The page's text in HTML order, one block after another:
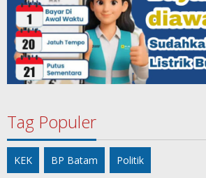
Tag Populer
KEK BP Batam Politik